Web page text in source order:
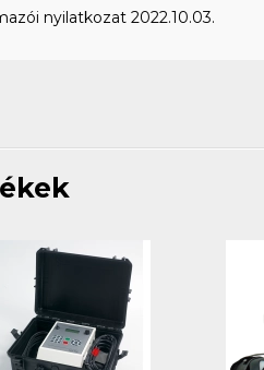
nyilatkozat 2022.10.03.